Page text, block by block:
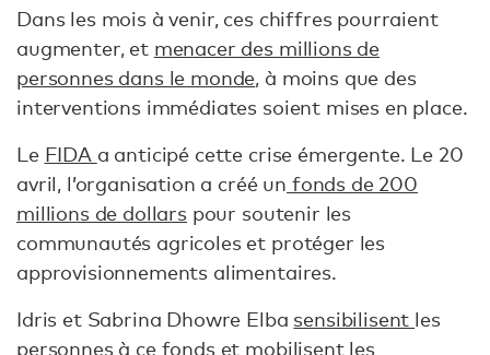
Dans les mois à venir, ces chiffres pourraient
augmenter, et menacer des millions de
personnes dans le monde, à moins que des
interventions immédiates soient mises en place.
Le FIDA a anticipé cette crise émergente. Le 20
avril, l’organisation a créé un fonds de 200
millions de dollarspour soutenir les
communautés agricoles et protéger les
approvisionnements alimentaires.
Idris et Sabrina Dhowre Elba sensibilisent les
personnes à ce fonds et mobilisent les